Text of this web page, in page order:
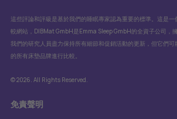
這些評論和評級是基於我們的睡眠專家認為重要的標準。這是
較網站，DIBMat GmbH是Emma Sleep GmbH的全資子公司，
我們的研究人員盡力保持所有細節和促銷活動的更新，但它們
的所有床墊品牌進行比較。
© 2026. All Rights Reserved.
免責聲明